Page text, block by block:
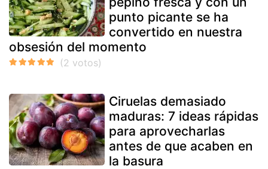
punto picante se ha
convertido en nuestra
obsesión del momento
Ciruelas demasiado
maduras: 7 ideas rápidas
para aprovecharlas
antes de que acaben en
la basura